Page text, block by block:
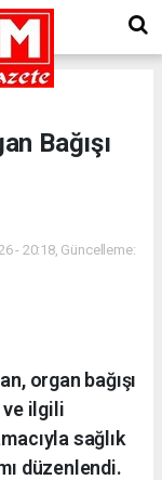
Bağışı
- 20:18, Güncelleme:
organ bağışı
ve ilgili
sağlık
düzenlendi.